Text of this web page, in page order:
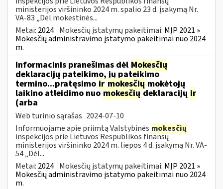
ministerijos viršininko 2024 m. spalio 23 d. įsakymą Nr.
VA-83 „Dėl mokestinės...
Metai: 2024 Mokesčių įstatymų pakeitimai: MĮP 2021 »
Mokesčių administravimo įstatymo pakeitimai nuo 2024
m.
Informacinis pranešimas dėl Mokesčių
deklaracijų pateikimo, jų pateikimo
termino...pratęsimo ir mokesčių mokėtojų
laikino atleidimo nuomokesčiųdeklaracijų ir
(arba
Web turinio sąrašas 2024-07-10
Informuojame apie priimtą Valstybinės mokesčių
inspekcijos prie Lietuvos Respublikos finansų
ministerijos viršininko 2024 m. liepos 4 d. įsakymą Nr. VA-
54 „Dėl...
Metai: 2024 Mokesčių įstatymų pakeitimai: MĮP 2021 »
Mokesčių administravimo įstatymo pakeitimai nuo 2024
m.